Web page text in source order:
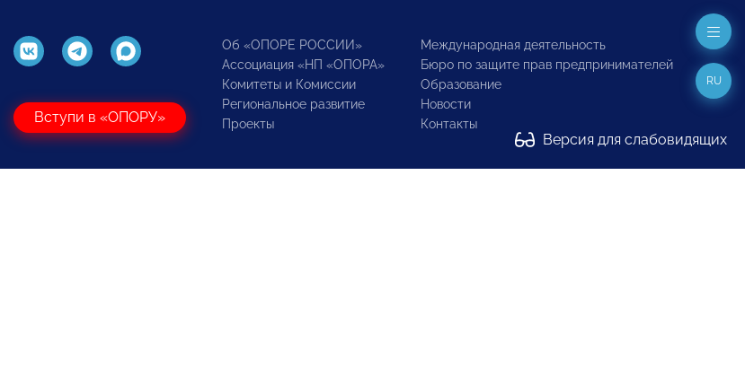
Вступи в «ОПОРУ»
Об «ОПОРЕ РОССИИ»
Ассоциация «НП «ОПОРА»
Комитеты и Комиссии
Региональное развитие
Проекты
Международная деятельность
Бюро по защите прав предпринимателей
Образование
Новости
Контакты
Версия для слабовидящих
RU